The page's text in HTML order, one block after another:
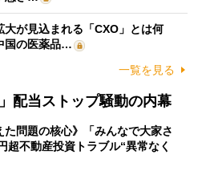
大が見込まれる「CXO」とは何
国の医薬品…
一覧を見る
配当ストップ騒動の内幕
た問題の核心》「みんなで大家さ
超不動産投資トラブル“異常なく